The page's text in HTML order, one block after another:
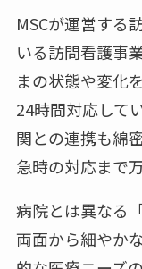
MSCが運営する
いる訪問看護事
まの状態や変化
24時間対応して
関との連携も綿
急時の対応まで
病院とは異なる
両面から細やか